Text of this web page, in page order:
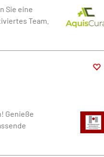
Sie eine
Team.
Genieße